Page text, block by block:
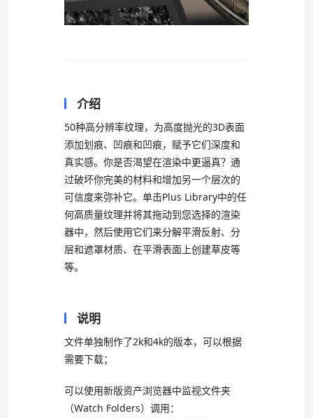
介绍
50种高分辨率纹理，为高度抛光的3D表面
添加划痕、凹痕和凹痕，赋予它们深度和
真实感。你是否渴望在渲染中更逼真？通
过破坏你完美的材料和增加另一个层次的
可信度来弥补它。单击Plus Library中的任
何高质量纹理并将其拖动到您选择的渲染
器中，然后使用它们来分解平滑反射、分
层和遮罩材质、在平滑表面上创建草皮等
等。
说明
文件单独制作了2k和4k的版本，可以根据
需要下载；
可以使用新版资产浏览器中监视文件夹
（Watch Folders）调用：